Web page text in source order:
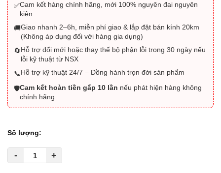
✅Cam kết hàng chính hãng, mới 100% nguyên đai nguyên
kiện
🚚Giao nhanh 2–6h, miễn phí giao & lắp đặt bán kính 20km
(Không áp dụng đối với hàng gia dụng)
🔄Hỗ trợ đổi mới hoặc thay thế bộ phận lỗi trong 30 ngày nếu
lỗi kỹ thuật từ NSX
📞Hỗ trợ kỹ thuật 24/7 – Đồng hành trọn đời sản phẩm
🛡️Cam kết hoàn tiền gấp 10 lần nếu phát hiện hàng không
chính hãng
Số lượng:
- +